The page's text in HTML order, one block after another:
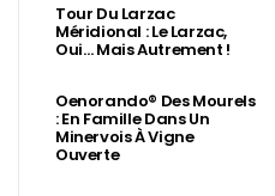
Tour Du Larzac
Méridional : Le Larzac,
Oui… Mais Autrement !
Oenorando® Des Mourels
: En Famille Dans Un
Minervois À Vigne
Ouverte